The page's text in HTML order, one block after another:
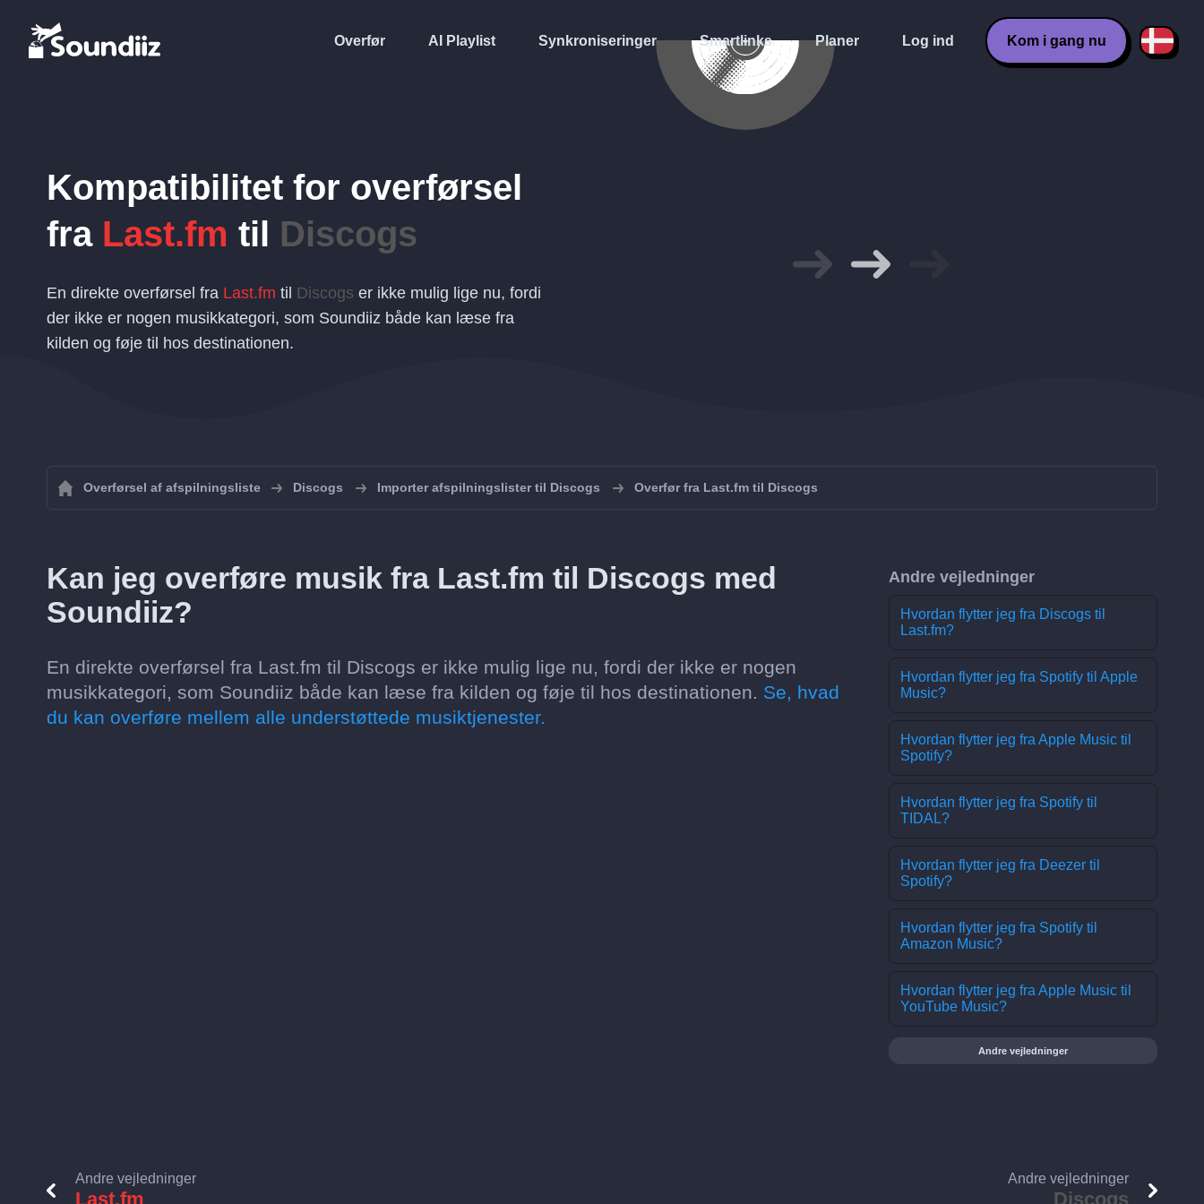
Overfør AI Playlist Synkroniseringer Smartlinks Planer Log ind Kom i gang nu
Kompatibilitet for overførsel
fra Last.fm til Discogs
En direkte overførsel fra Last.fm til Discogs er ikke mulig lige nu, fordi
der ikke er nogen musikkategori, som Soundiiz både kan læse fra
kilden og føje til hos destinationen.
Overførsel af afspilningsliste Discogs Importer afspilningslister til Discogs Overfør fra Last.fm til Discogs
Kan jeg overføre musik fra Last.fm til Discogs med
Soundiiz?
En direkte overførsel fra Last.fm til Discogs er ikke mulig lige nu, fordi der ikke er nogen
musikkategori, som Soundiiz både kan læse fra kilden og føje til hos destinationen. Se, hvad
du kan overføre mellem alle understøttede musiktjenester.
Andre vejledninger
Hvordan flytter jeg fra Discogs til
Last.fm?
Hvordan flytter jeg fra Spotify til Apple
Music?
Hvordan flytter jeg fra Apple Music til
Spotify?
Hvordan flytter jeg fra Spotify til
TIDAL?
Hvordan flytter jeg fra Deezer til
Spotify?
Hvordan flytter jeg fra Spotify til
Amazon Music?
Hvordan flytter jeg fra Apple Music til
YouTube Music?
Andre vejledninger
Andre vejledninger
Last.fm
Andre vejledninger
Discogs